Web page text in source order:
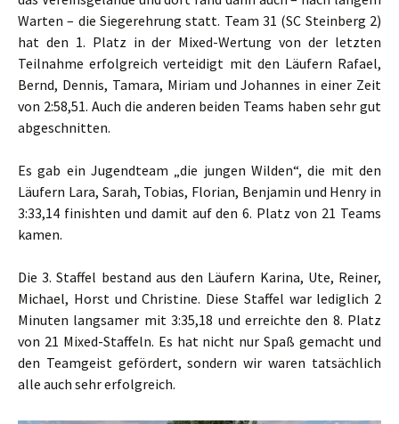
Warten – die Siegerehrung statt. Team 31 (SC Steinberg 2)
hat den 1. Platz in der Mixed-Wertung von der letzten
Teilnahme erfolgreich verteidigt mit den Läufern Rafael,
Bernd, Dennis, Tamara, Miriam und Johannes in einer Zeit
von 2:58,51. Auch die anderen beiden Teams haben sehr gut
abgeschnitten.
Es gab ein Jugendteam „die jungen Wilden“, die mit den
Läufern Lara, Sarah, Tobias, Florian, Benjamin und Henry in
3:33,14 finishten und damit auf den 6. Platz von 21 Teams
kamen.
Die 3. Staffel bestand aus den Läufern Karina, Ute, Reiner,
Michael, Horst und Christine. Diese Staffel war lediglich 2
Minuten langsamer mit 3:35,18 und erreichte den 8. Platz
von 21 Mixed-Staffeln. Es hat nicht nur Spaß gemacht und
den Teamgeist gefördert, sondern wir waren tatsächlich
alle auch sehr erfolgreich.